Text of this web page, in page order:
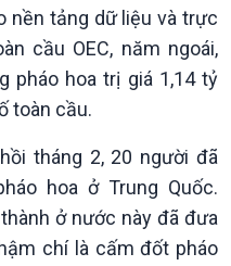
Multimedia
nền tảng dữ liệu và trực
cầu OEC, năm ngoái,
pháo hoa trị giá 1,14 tỷ
toàn cầu.
tháng 2, 20 người đã
hoa ở Trung Quốc.
ở nước này đã đưa
chí là cấm đốt pháo